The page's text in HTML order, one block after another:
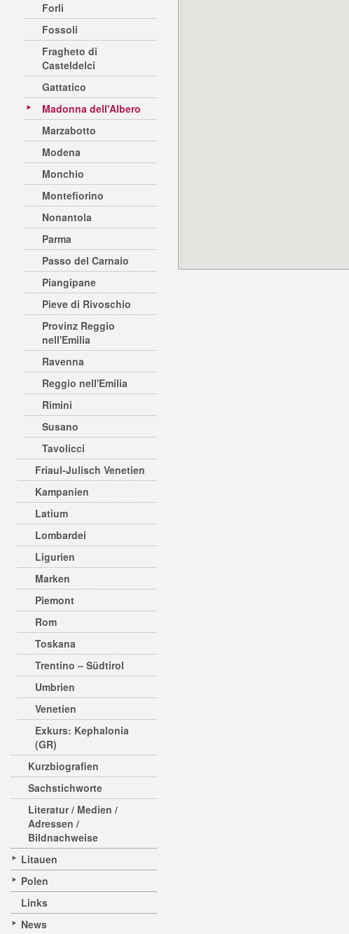
Forli
Fossoli
Fragheto di
Casteldelci
Gattatico
Madonna dell'Albero
Marzabotto
Modena
Monchio
Montefiorino
Nonantola
Parma
Passo del Carnaio
Piangipane
Pieve di Rivoschio
Provinz Reggio
nell'Emilia
Ravenna
Reggio nell'Emilia
Rimini
Susano
Tavolicci
Friaul-Julisch Venetien
Kampanien
Latium
Lombardei
Ligurien
Marken
Piemont
Rom
Toskana
Trentino – Südtirol
Umbrien
Venetien
Exkurs: Kephalonia
(GR)
Kurzbiografien
Sachstichworte
Literatur / Medien /
Adressen /
Bildnachweise
Litauen
Polen
Links
News